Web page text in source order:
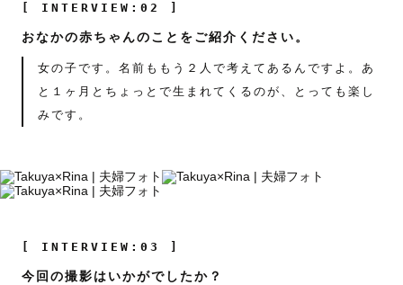
[ INTERVIEW:02 ]
おなかの赤ちゃんのことをご紹介ください。
女の子です。名前ももう２人で考えてあるんですよ。あ
と１ヶ月とちょっとで生まれてくるのが、とっても楽し
みです。
[ INTERVIEW:03 ]
今回の撮影はいかがでしたか？